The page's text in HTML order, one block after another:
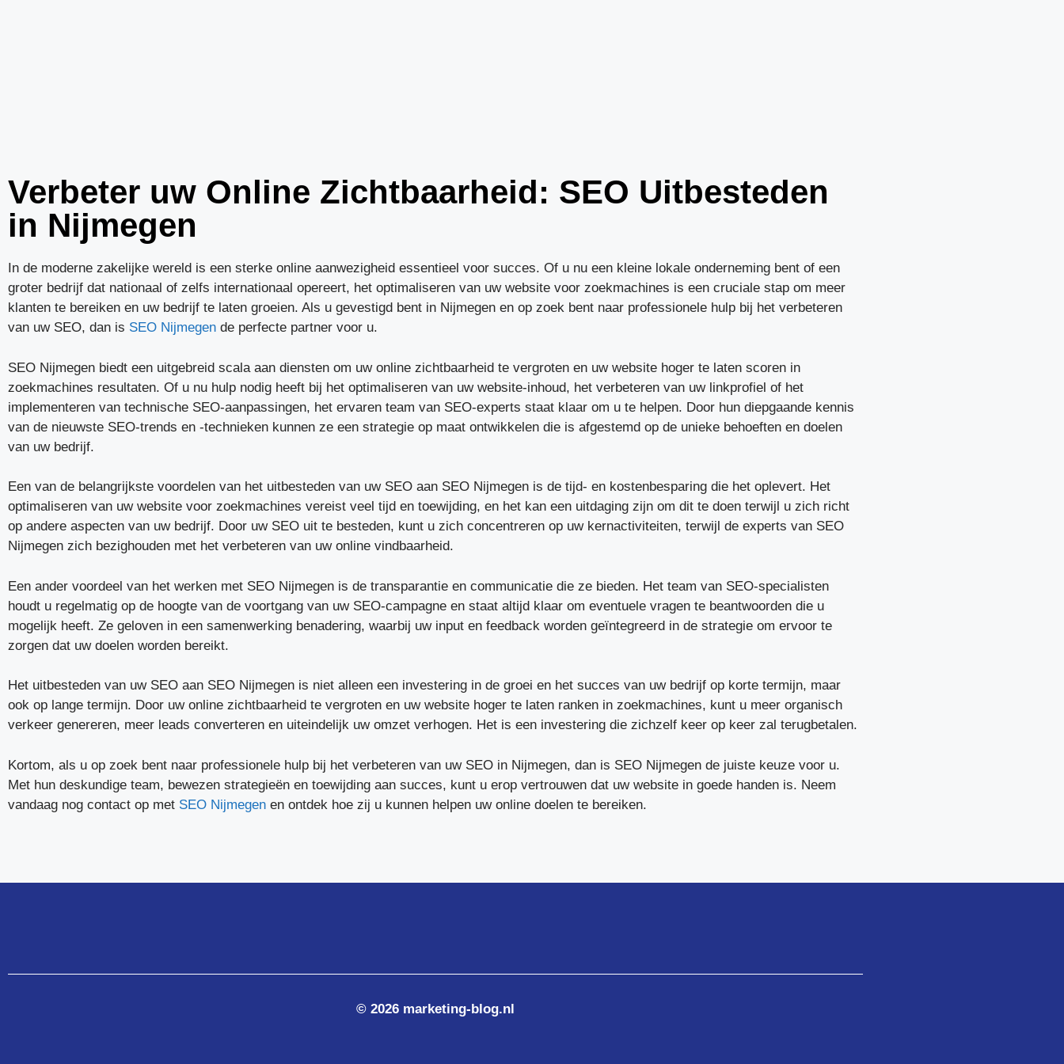
Verbeter uw Online Zichtbaarheid: SEO Uitbesteden
in Nijmegen
In de moderne zakelijke wereld is een sterke online aanwezigheid essentieel voor succes. Of u nu een kleine lokale onderneming bent of een
groter bedrijf dat nationaal of zelfs internationaal opereert, het optimaliseren van uw website voor zoekmachines is een cruciale stap om meer
klanten te bereiken en uw bedrijf te laten groeien. Als u gevestigd bent in Nijmegen en op zoek bent naar professionele hulp bij het verbeteren
van uw SEO, dan is SEO Nijmegen de perfecte partner voor u.
SEO Nijmegen biedt een uitgebreid scala aan diensten om uw online zichtbaarheid te vergroten en uw website hoger te laten scoren in
zoekmachines resultaten. Of u nu hulp nodig heeft bij het optimaliseren van uw website-inhoud, het verbeteren van uw linkprofiel of het
implementeren van technische SEO-aanpassingen, het ervaren team van SEO-experts staat klaar om u te helpen. Door hun diepgaande kennis
van de nieuwste SEO-trends en -technieken kunnen ze een strategie op maat ontwikkelen die is afgestemd op de unieke behoeften en doelen
van uw bedrijf.
Een van de belangrijkste voordelen van het uitbesteden van uw SEO aan SEO Nijmegen is de tijd- en kostenbesparing die het oplevert. Het
optimaliseren van uw website voor zoekmachines vereist veel tijd en toewijding, en het kan een uitdaging zijn om dit te doen terwijl u zich richt
op andere aspecten van uw bedrijf. Door uw SEO uit te besteden, kunt u zich concentreren op uw kernactiviteiten, terwijl de experts van SEO
Nijmegen zich bezighouden met het verbeteren van uw online vindbaarheid.
Een ander voordeel van het werken met SEO Nijmegen is de transparantie en communicatie die ze bieden. Het team van SEO-specialisten
houdt u regelmatig op de hoogte van de voortgang van uw SEO-campagne en staat altijd klaar om eventuele vragen te beantwoorden die u
mogelijk heeft. Ze geloven in een samenwerking benadering, waarbij uw input en feedback worden geïntegreerd in de strategie om ervoor te
zorgen dat uw doelen worden bereikt.
Het uitbesteden van uw SEO aan SEO Nijmegen is niet alleen een investering in de groei en het succes van uw bedrijf op korte termijn, maar
ook op lange termijn. Door uw online zichtbaarheid te vergroten en uw website hoger te laten ranken in zoekmachines, kunt u meer organisch
verkeer genereren, meer leads converteren en uiteindelijk uw omzet verhogen. Het is een investering die zichzelf keer op keer zal terugbetalen.
Kortom, als u op zoek bent naar professionele hulp bij het verbeteren van uw SEO in Nijmegen, dan is SEO Nijmegen de juiste keuze voor u.
Met hun deskundige team, bewezen strategieën en toewijding aan succes, kunt u erop vertrouwen dat uw website in goede handen is. Neem
vandaag nog contact op met SEO Nijmegen en ontdek hoe zij u kunnen helpen uw online doelen te bereiken.
© 2026 marketing-blog.nl